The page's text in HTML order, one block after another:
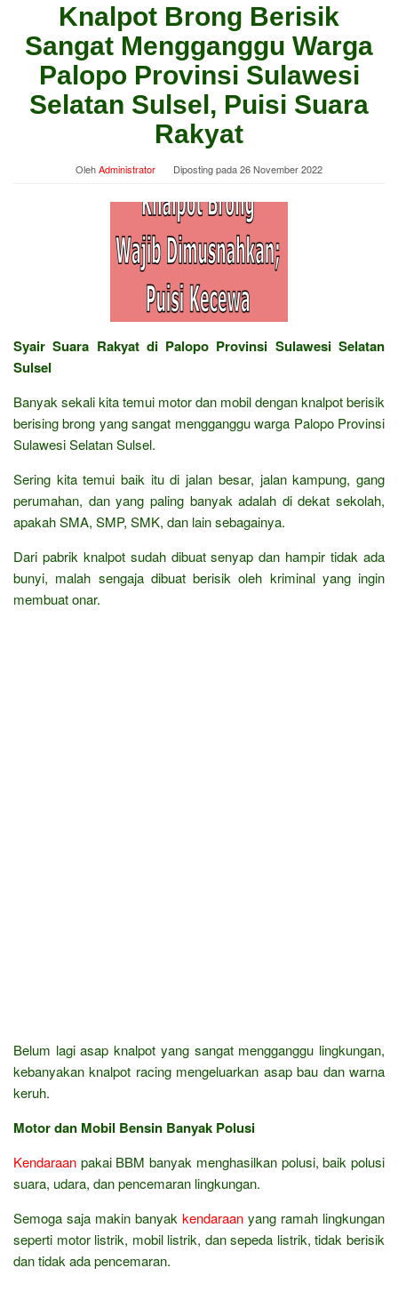
Knalpot Brong Berisik
Sangat Mengganggu Warga
Palopo Provinsi Sulawesi
Selatan Sulsel, Puisi Suara
Rakyat
OlehAdministrator Diposting pada26 November 2022
Syair Suara Rakyat di Palopo Provinsi Sulawesi Selatan
Sulsel
Banyak sekali kita temui motor dan mobil dengan knalpot berisik
berising brong yang sangat mengganggu warga Palopo Provinsi
Sulawesi Selatan Sulsel.
Sering kita temui baik itu di jalan besar, jalan kampung, gang
perumahan, dan yang paling banyak adalah di dekat sekolah,
apakah SMA, SMP, SMK, dan lain sebagainya.
Dari pabrik knalpot sudah dibuat senyap dan hampir tidak ada
bunyi, malah sengaja dibuat berisik oleh kriminal yang ingin
membuat onar.
Belum lagi asap knalpot yang sangat mengganggu lingkungan,
kebanyakan knalpot racing mengeluarkan asap bau dan warna
keruh.
Motor dan Mobil Bensin Banyak Polusi
Kendaraan pakai BBM banyak menghasilkan polusi, baik polusi
suara, udara, dan pencemaran lingkungan.
Semoga saja makin banyak kendaraan yang ramah lingkungan
seperti motor listrik, mobil listrik, dan sepeda listrik, tidak berisik
dan tidak ada pencemaran.